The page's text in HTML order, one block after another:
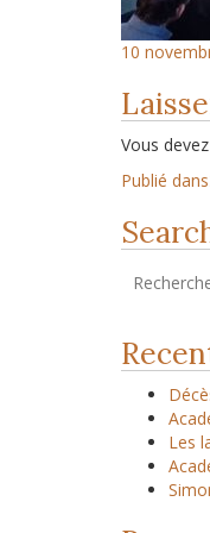
10
Vous devez
Publié dans
Les